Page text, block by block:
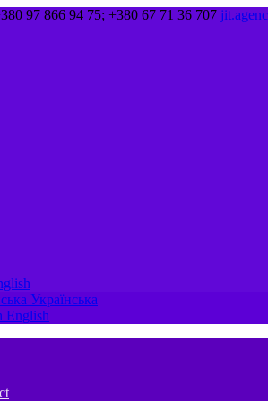
97 866 94 75; +380 67 71 36 707
Українська
English